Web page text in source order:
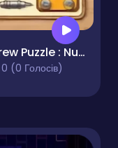
Screw Puzzle : Nuts & Bolts
0 (0 Голосів)